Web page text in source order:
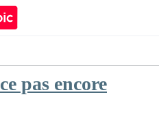
pas encore